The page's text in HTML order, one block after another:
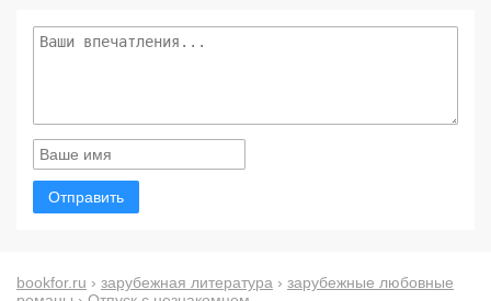
Отправить
bookfor.ru › зарубежная литература › зарубежные любовные